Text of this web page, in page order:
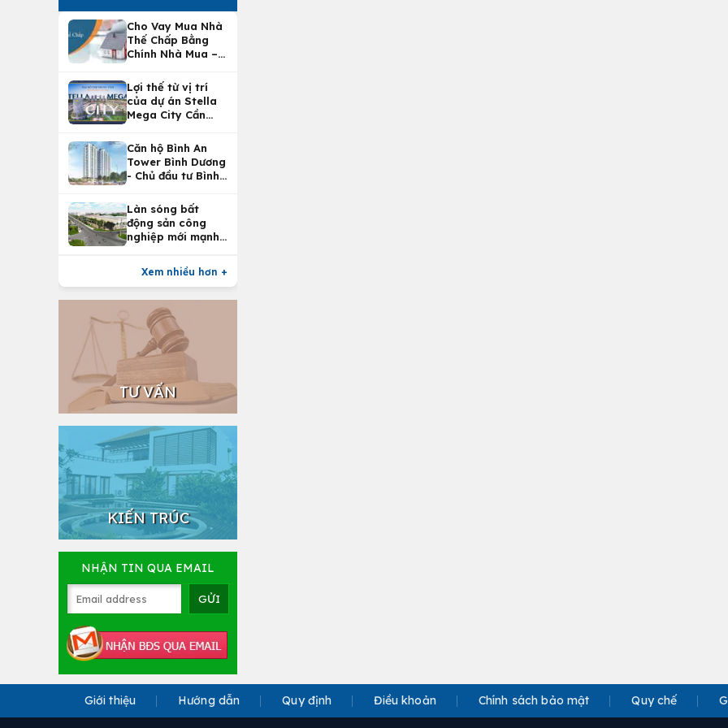
Cho Vay Mua Nhà
Thế Chấp Bằng
Chính Nhà Mua –
Nhà Tại
Vietcombank
Lợi thế từ vị trí
của dự án Stella
Mega City Cần
Căn hộ Bình An
Tower Bình Dương
- Chủ đầu tư Bình
Làn sóng bất
động sản công
nghiệp mới mạnh
Xem nhiều hơn +
TƯ VẤN
KIẾN TRÚC
NHẬN TIN QUA EMAIL
Giới thiệu Hướng dẫn Quy định Điều khoản Chính sách bảo mật Quy chế